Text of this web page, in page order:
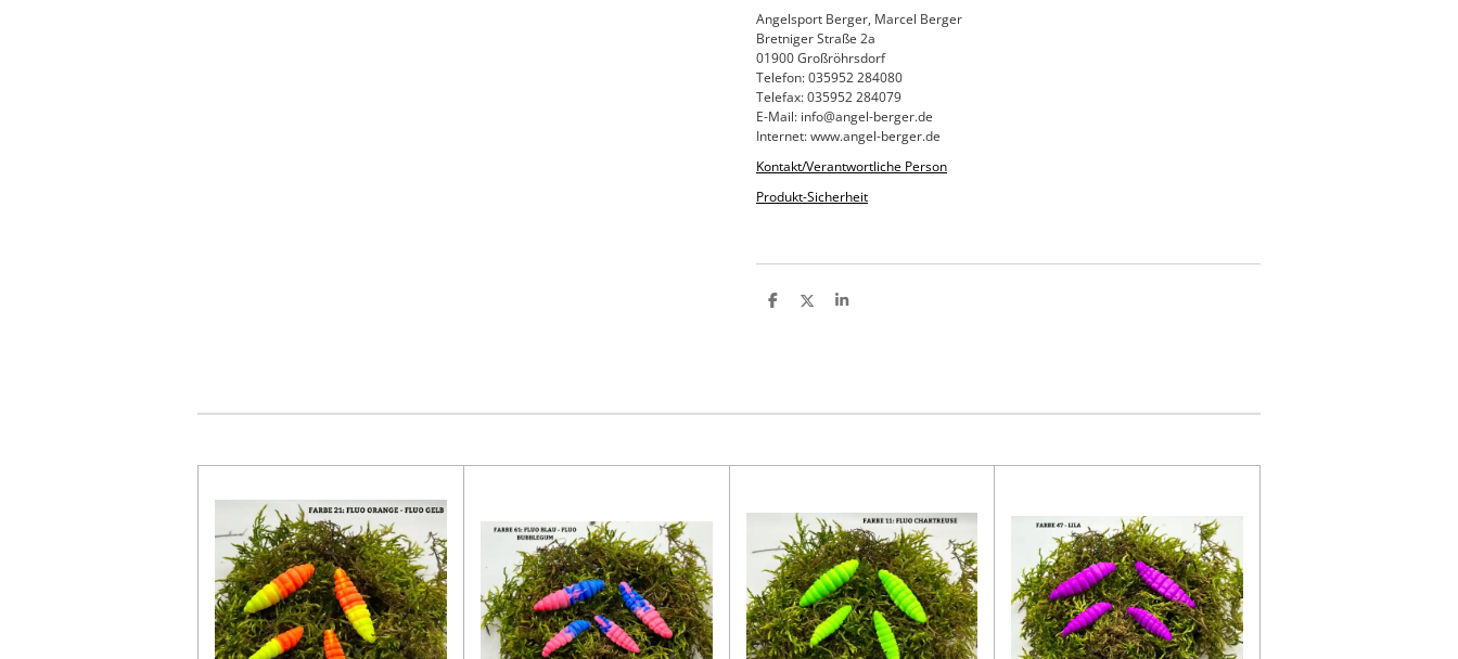
Angelsport Berger, Marcel Berger
Bretniger Straße 2a
01900 Großröhrsdorf
Telefon: 035952 284080
Telefax: 035952 284079
E-Mail: info@angel-berger.de
Internet: www.angel-berger.de
Kontakt/Verantwortliche Person
Produkt-Sicherheit
T
T
T